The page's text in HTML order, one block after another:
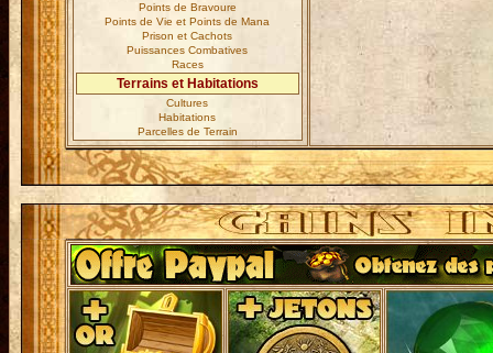
Points de Bravoure
Points de Vie et Points de Mana
Prison et Cachots
Puissances Combatives
Races
Terrains et Habitations
Cultures
Habitations
Parcelles de Terrain